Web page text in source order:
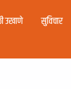
उखाणे सुविचार